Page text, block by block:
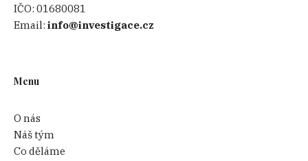
IČO:01680081
Email:info@investigace.cz
Menu
O nás
Náš tým
Co děláme